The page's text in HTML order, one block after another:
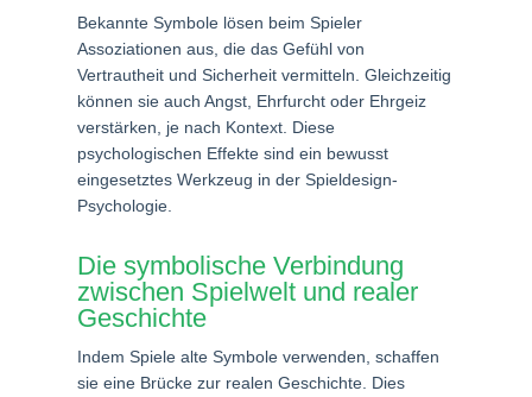
Bekannte Symbole lösen beim Spieler
Assoziationen aus, die das Gefühl von
Vertrautheit und Sicherheit vermitteln. Gleichzeitig
können sie auch Angst, Ehrfurcht oder Ehrgeiz
verstärken, je nach Kontext. Diese
psychologischen Effekte sind ein bewusst
eingesetztes Werkzeug in der Spieldesign-
Psychologie.
Die symbolische Verbindung
zwischen Spielwelt und realer
Geschichte
Indem Spiele alte Symbole verwenden, schaffen
sie eine Brücke zur realen Geschichte. Dies